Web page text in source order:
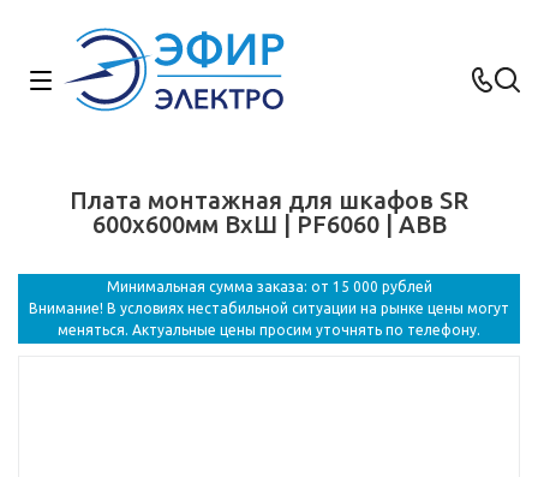
Плата монтажная для шкафов SR
600х600мм ВхШ | PF6060 | ABB
Минимальная сумма заказа: от 15 000 рублей
Внимание! В условиях нестабильной ситуации на рынке цены могут
меняться. Актуальные цены просим уточнять по телефону.